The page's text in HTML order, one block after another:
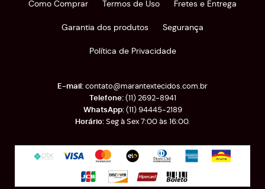
Como Comprar Termos de Uso Fretes e Entrega
Garantia dos produtos Segurança
Política de Privacidade
(11)2692-8941
(11)94445-2189
Seg à Sex 7:00 às 16:00.
contato@marantextecidos.com.br